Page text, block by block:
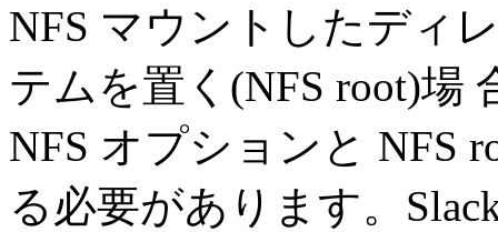
NFS マウントしたディ
テムを置く(NFS root)場
NFS オプションと NFS
る必要があります。